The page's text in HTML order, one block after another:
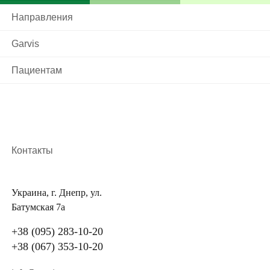
Перед прохождением процедуры в МЦ «Семейный
врач» каждого пациента осматривает врач. Это
связано с тем, что для вакцинации существует ряд
рекомендуется производить прививку гепатита А.
(при ревакцинации)
компонентов
полностью здоровым, чтобы влияние вакцины не
усилило течение других болезней. При наличии
Направления
Garvis
Пациентам
Контакты
Украина, г. Днепр, ул.
Батумская 7а
+38 (095) 283-10-20
+38 (067) 353-10-20